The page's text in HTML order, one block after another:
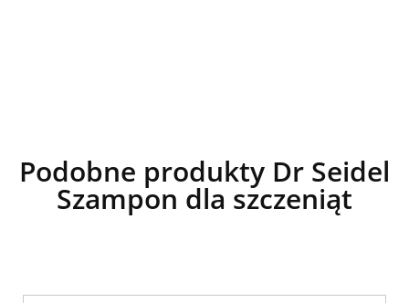
Podobne produkty Dr Seidel
Szampon dla szczeniąt